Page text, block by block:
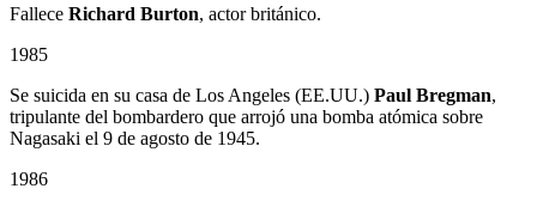
Fallece Richard Burton, actor británico.
1985
Se suicida en su casa de Los Angeles (EE.UU.) Paul Bregman,
tripulante del bombardero que arrojó una bomba atómica sobre
Nagasaki el 9 de agosto de 1945.
1986